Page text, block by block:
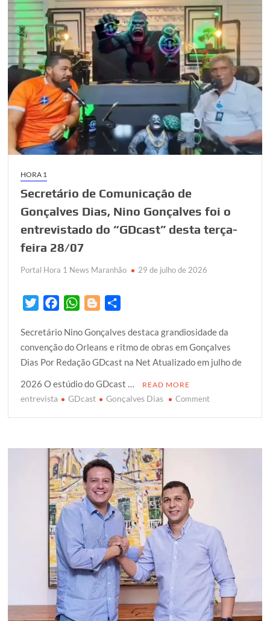
HORA 1
Secretário de Comunicação de
Gonçalves Dias, Nino Gonçalves foi o
entrevistado do “GDcast” desta terça-
feira 28/07
Portal Hora 1 News Maranhão 29 de julho de 2026
i
t
t
e
r
c
e
b
o
o
W
a
t
s
A
p
o
g
g
e
r
a
r
e
Secretário Nino Gonçalves destaca grandiosidade da
convenção do Orleans e ritmo de obras em Gonçalves
Dias ​Por Redação GDcast na Net Atualizado em julho de
2026 ​O estúdio do GDcast …
READ MORE
entrevista GDcast Gonçalves Dias Commenton
de
entrevistado
do
“GDcast”
desta
terça-
feira